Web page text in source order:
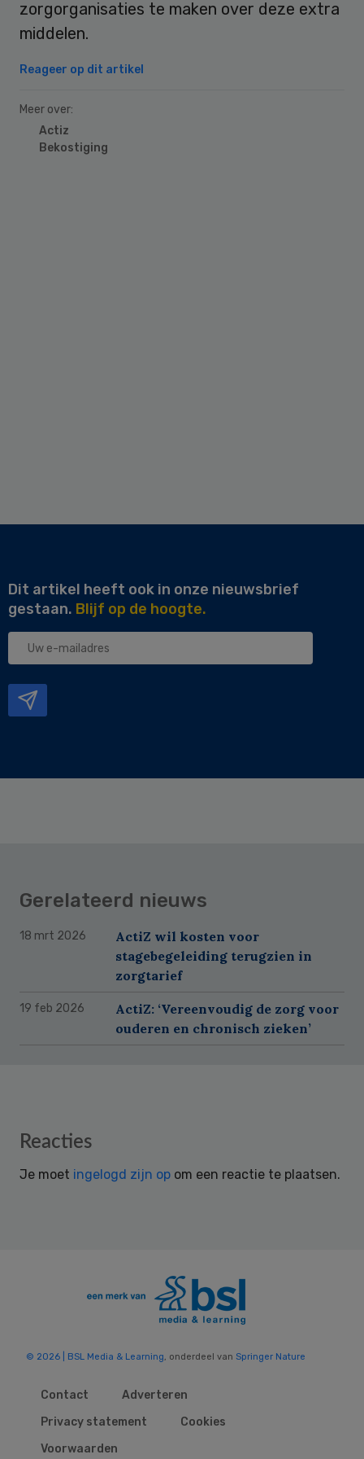
zorgorganisaties te maken over deze extra
middelen.
Reageer op dit artikel
Meer over:
Actiz
Bekostiging
Dit artikel heeft ook in onze nieuwsbrief
gestaan. Blijf op de hoogte.
Uw
Gerelateerd nieuws
18 mrt 2026
ActiZ wil kosten voor
stagebegeleiding terugzien in
zorgtarief
19 feb 2026
ActiZ: ‘Vereenvoudig de zorg voor
ouderen en chronisch zieken’
Reader
Reacties
Je moet ingelogd zijn op om een reactie te plaatsen.
© 2026 | BSL Media & Learning, onderdeel van Springer Nature
Contact
Adverteren
Privacy statement
Cookies
Voorwaarden